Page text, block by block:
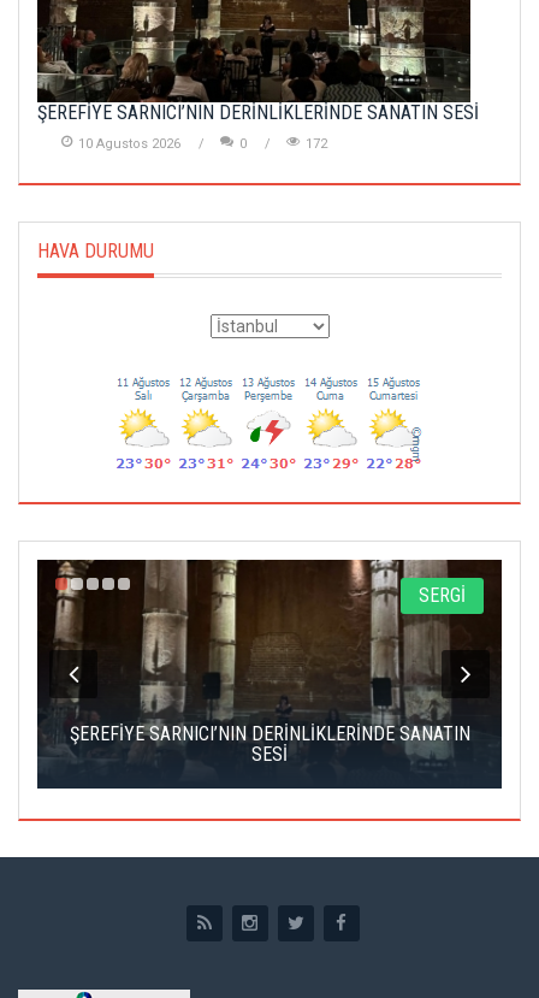
ŞEREFİYE SARNICI’NIN DERİNLİKLERİNDE SANATIN SESİ
10 Agustos 2026 0 172
HAVA DURUMU
SERGİ
ŞEREFİYE SARNICI’NIN DERİNLİKLERİNDE SANATIN
SESİ